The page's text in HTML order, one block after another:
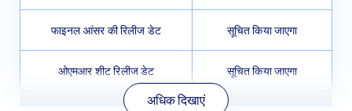
फाइनल आंसर की रिलीज डेट सूचित किया जाएगा
ओएमआर शीट रिलीज डेट सूचित किया जाएगा
अधिक दिखाएं